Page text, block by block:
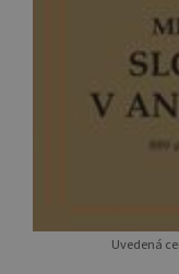
Uvedená